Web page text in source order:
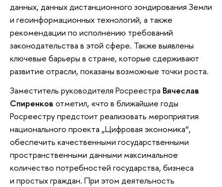
данных, данных дистанционного зондирования Земли
и геоинформационных технологий, а также
рекомендации по исполнению требований
законодательства в этой сфере. Также выявлены
ключевые барьеры в стране, которые сдерживают
развитие отрасли, показаны возможные точки роста.
Заместитель руководителя Росреестра Вячеслав
Спиренков отметил, «что в ближайшие годы
Росреестру предстоит реализовать мероприятия
национального проекта „Цифровая экономика“,
обеспечить качественными государственными
пространственными данными максимальное
количество потребностей государства, бизнеса
и простых граждан. При этом деятельность